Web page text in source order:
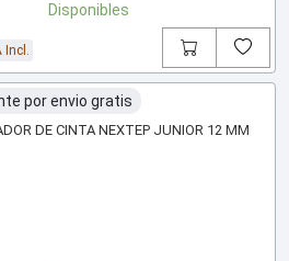
Disponibles
Incl.
por envio gratis
DE CINTA NEXTEP JUNIOR 12 MM